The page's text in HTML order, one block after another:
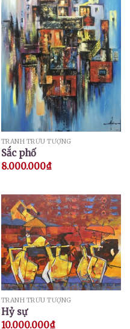
TRANH TRỪU TƯỢNG
Sắc phố
8.000.000₫
TRANH TRỪU TƯỢNG
Hỷ sự
10.000.000₫